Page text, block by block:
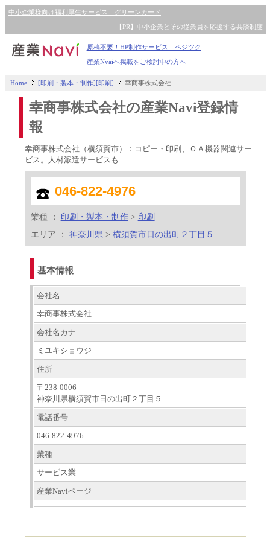
中小企業様向け福利厚生サービス グリーンカード
【PR】中小企業とその従業員を応援する共済制度
原稿不要！HP制作サービス ペジツク
産業Nvaiへ掲載をご検討中の方へ
Home [印刷・製本・制作][印刷] 幸商事株式会社
幸商事株式会社の産業Navi登録情
報
幸商事株式会社（横須賀市）：コピー・印刷、ＯＡ機器関連サー
ビス。人材派遣サービスも
046-822-4976
業種 ： 印刷・製本・制作> 印刷
エリア ： 神奈川県 > 横須賀市日の出町２丁目５
基本情報
会社名
幸商事株式会社
会社名カナ
ミユキショウジ
住所
〒238-0006
神奈川県横須賀市日の出町２丁目５
電話番号
046-822-4976
業種
サービス業
産業Naviページ